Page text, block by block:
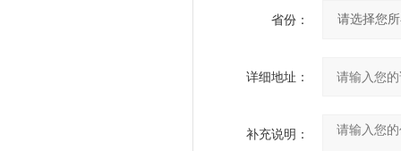
省份：
详细地址：
补充说明：